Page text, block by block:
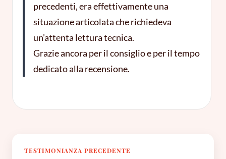
precedenti, era effettivamente una
situazione articolata che richiedeva
un’attenta lettura tecnica.
Grazie ancora per il consiglio e per il tempo
dedicato alla recensione.
TESTIMONIANZA PRECEDENTE